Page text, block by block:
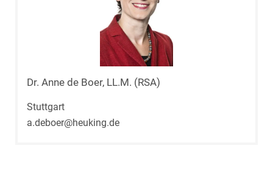
Dr. Anne de Boer, LL.M. (RSA)
Stuttgart
a.deboer@heuking.de